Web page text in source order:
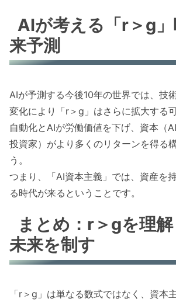
AIが考える「r＞g
来予測
AIが予測する今後10年の世界では、技
変化により「r＞g」はさらに拡大する
自動化とAIが労働価値を下げ、資本（
投資家）がより多くのリターンを得る
う。
つまり、「AI資本主義」では、資産を
る時代が来るということです。
まとめ：r＞gを理
未来を制す
「r＞g」は単なる数式ではなく、資本